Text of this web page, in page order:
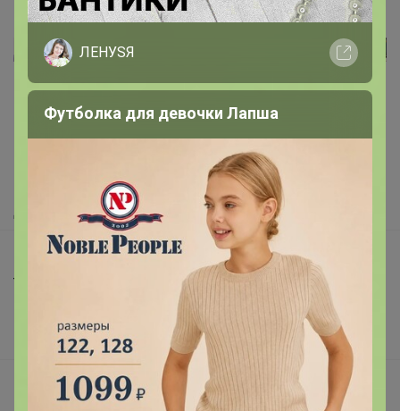
Реклама
Как здесь все устроено?
Как получить?
Доставка
Шоурумы
Торговые марки
В наличии
Подарочные сертификаты
ЛЕНУSЯ
Футболка для девочки Лапша